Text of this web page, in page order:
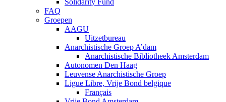
Solidarity Fund
FAQ
Groepen
AAGU
Uitzetbureau
Anarchistische Groep A’dam
Anarchistische Bibliotheek Amsterdam
Autonomen Den Haag
Leuvense Anarchistische Groep
Ligue Libre, Vrije Bond belgique
Français